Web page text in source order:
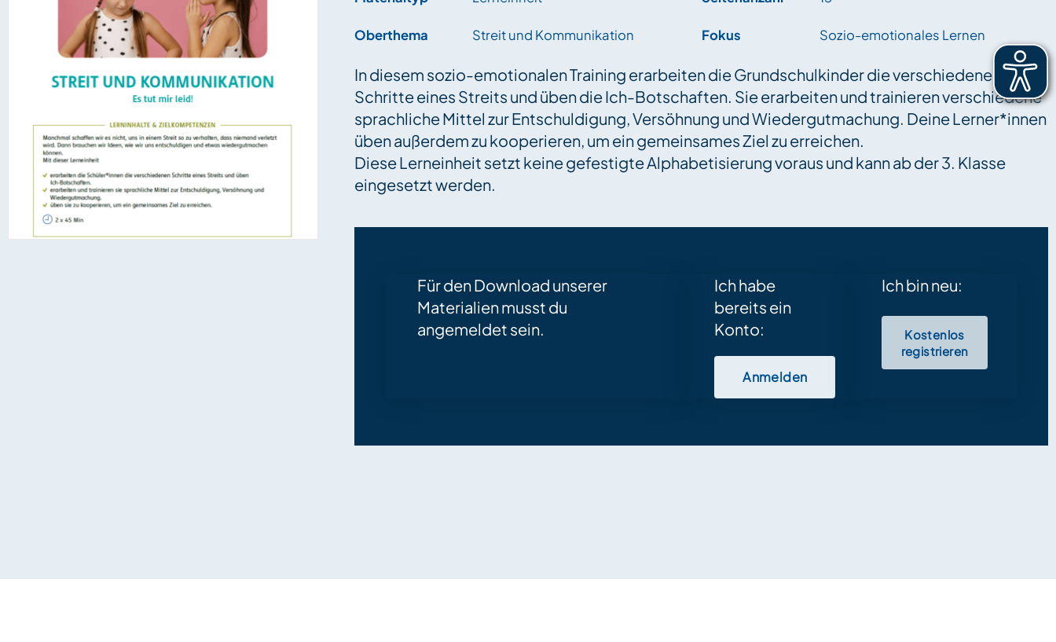
Oberthema Streit und Kommunikation Fokus Sozio-emotionales Lernen
In diesem sozio-emotionalen Training erarbeiten die Grundschulkinder die verschiedenen
Schritte eines Streits und üben die Ich-Botschaften. Sie erarbeiten und trainieren verschiedene
sprachliche Mittel zur Entschuldigung, Versöhnung und Wiedergutmachung. Deine Lerner*innen
üben außerdem zu kooperieren, um ein gemeinsames Ziel zu erreichen.
Diese Lerneinheit setzt keine gefestigte Alphabetisierung voraus und kann ab der 3. Klasse
eingesetzt werden.
Für den Download unserer
Materialien musst du
angemeldet sein.
Ich habe
bereits ein
Konto:
Anmelden
Ich bin neu:
Kostenlos
registrieren